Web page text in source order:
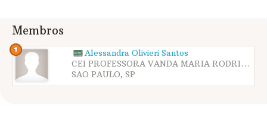
Membros
Alessandra Olivieri Santos
CEI PROFESSORA VANDA MARIA RODRIGUES DOS SANTOS
SAO PAULO, SP